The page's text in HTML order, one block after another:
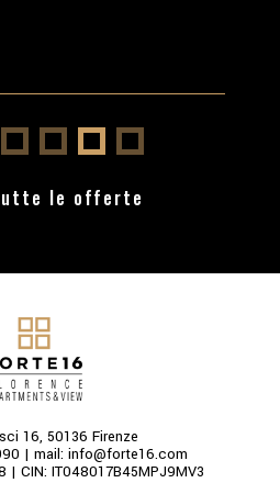
le offerte
16, 50136 Firenze
| mail: info@forte16.com
| CIN: IT048017B45MPJ9MV3